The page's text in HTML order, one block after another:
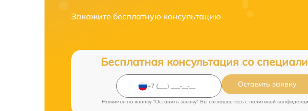
Закажите бесплатную консультацию
Бесплатная консультация со
Оставить заявку
Нажимая на кнопку "Оставить заявку" Вы соглашаетесь c политикой